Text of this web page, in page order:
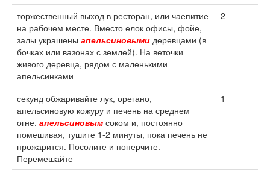
торжественный выход в ресторан, или чаепитие
на рабочем месте. Вместо елок офисы, фойе,
залы украшены апельсиновыми деревцами (в
бочках или вазонах с землей). На веточки
живого деревца, рядом с маленькими
апельсинками
2
секунд обжаривайте лук, орегано,
апельсиновую кожуру и печень на среднем
огне. апельсиновым соком и, постоянно
помешивая, тушите 1-2 минуты, пока печень не
прожарится. Посолите и поперчите.
Перемешайте
1